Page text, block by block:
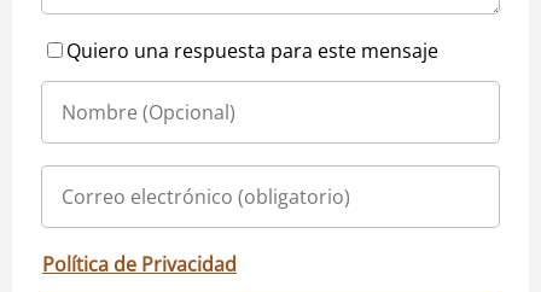
Quiero una respuesta para este mensaje
Política de Privacidad